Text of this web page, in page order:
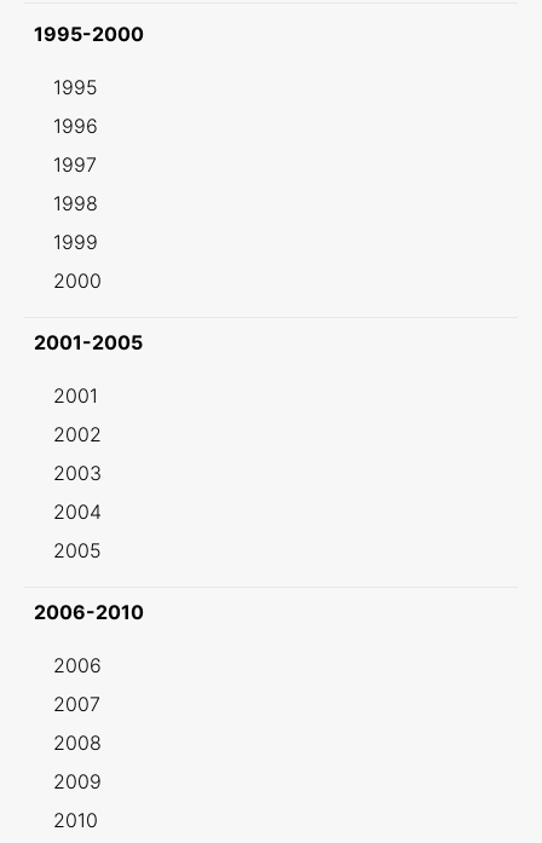
1995-2000
1995
1996
1997
1998
1999
2000
2001-2005
2001
2002
2003
2004
2005
2006-2010
2006
2007
2008
2009
2010